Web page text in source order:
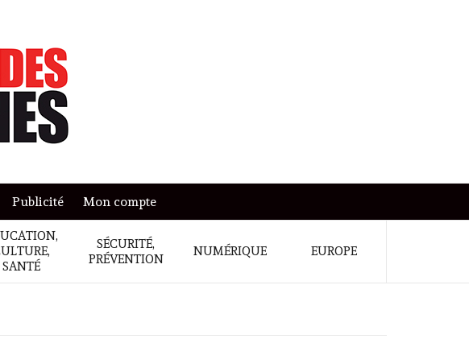
Publicité Mon compte
SANTÉ
SÉCURITÉ,
PRÉVENTION
NUMÉRIQUE EUROPE